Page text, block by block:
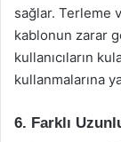
sağlar. Terleme
kablonun zarar
kullanıcıların
kullanmalarına
6. Farklı